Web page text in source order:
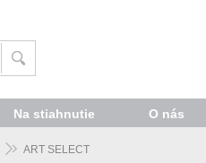
ART SELECT
Na stiahnutie O nás